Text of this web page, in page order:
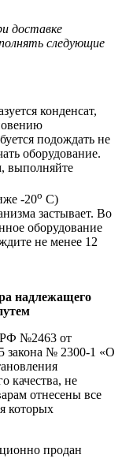
доставке
следующие
конденсат,
подождать не
оборудование.
выполняйте
-20о С)
застывает. Во
оборудование
не менее 12
надлежащего
РФ №2463 от
закона № 2300-1 «О
качества, не
отнесены все
которых
продан